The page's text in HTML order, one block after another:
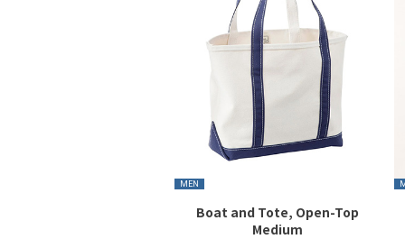
MEN
Boat and Tote, Open-Top
Medium